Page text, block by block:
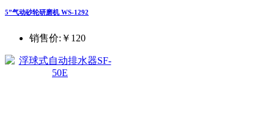
5”气动砂轮研磨机 WS-1292
销售价: ￥120